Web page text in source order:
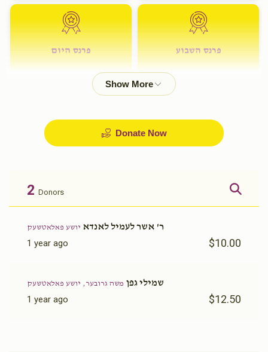
פרנס השבוע פרנס היום
Donate Now
2 Donors
ר' אשר לעמיל לאנדא יושע פאלאטשעק
1 year ago $10.00
שמילי גפן משה גרובער, יושע פאלאטשעק
1 year ago $12.50